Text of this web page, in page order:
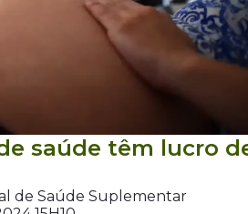
saúde têm lucro
de Saúde Suplementar